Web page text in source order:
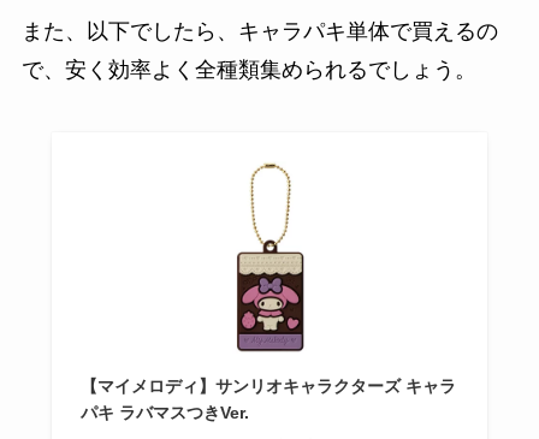
また、以下でしたら、キャラパキ単体で買えるの
で、安く効率よく全種類集められるでしょう。
【マイメロディ】サンリオキャラクターズ キャラ
パキ ラバマスつきVer.